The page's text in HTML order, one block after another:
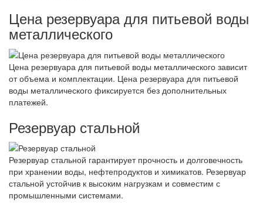
Цена резервуара для питьевой воды
металлического
Цена резервуара для питьевой воды металлического зависит
от объема и комплектации. Цена резервуара для питьевой
воды металлического фиксируется без дополнительных
платежей.
Резервуар стальной
Резервуар стальной гарантирует прочность и долговечность
при хранении воды, нефтепродуктов и химикатов. Резервуар
стальной устойчив к высоким нагрузкам и совместим с
промышленными системами.